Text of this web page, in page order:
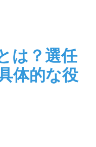
は？選任
体的な役